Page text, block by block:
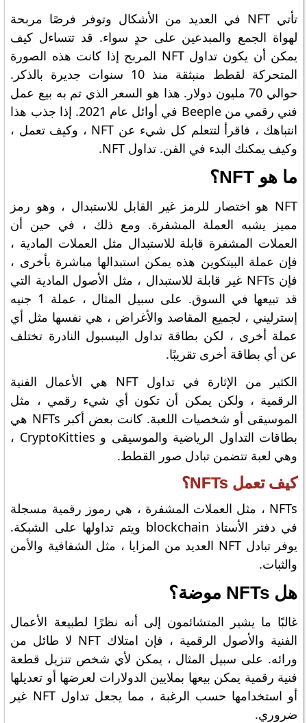
تأتي NFT في العديد من الأشكال وتوفر فرصًا مربحة
لهواة الجمع والمبدعين على حدٍ سواء. قد تتساءل كيف
يمكن أن يكون تداول NFT المربح إذا كانت هذه الصورة
المتحركة لقطط منبثقة منذ 10 سنوات جديرة بالذكر.
حوالي 70 مليون دولار. هذا هو السعر الذي تم به بيع عمل
فني رقمي من Beeple في أوائل عام 2021. إذا جذب هذا
انتباهك ، فاقرأ لتتعلم كل شيء عن NFT ، وكيف تعمل ،
وكيف يمكنك البدء في الفن. تداول NFT.
ما هو NFT؟
NFT هو اختصار للرمز غير القابل للاستبدال ، وهو رمز
مميز يشبه العملة المشفرة. ومع ذلك ، في حين أن
العملات المشفرة قابلة للاستبدال مثل العملات المادية ،
فإن عملة البيتكوين هذه يمكن استبدالها مباشرة بأخرى ،
فإن NFTs غير قابلة للاستبدال ، مثل الأصول المادية التي
قد تبيعها في السوق. على سبيل المثال ، عملة 1 جنيه
إسترليني ، لجميع المقاصد والأغراض ، هي نفسها مثل أي
عملة أخرى ، لكن بطاقة تداول البيسبول النادرة تختلف
عن أي بطاقة أخرى تقريبًا.
الكثير من الإثارة في تداول NFT هي الأعمال الفنية
الرقمية ، ولكن يمكن أن تكون أي شيء رقمي ، مثل
الموسيقى أو شخصيات اللعبة. كانت بعض أكبر NFTs هي
بطاقات التداول الرياضية والموسيقى و CryptoKitties ،
وهي لعبة تتضمن تبادل صور القطط.
كيف تعمل NFTs؟
NFTs ، مثل العملات المشفرة ، هي رموز رقمية مسجلة
في دفتر الأستاذ blockchain ويتم تداولها على الشبكة.
يوفر تبادل NFT العديد من المزايا ، مثل الشفافية والأمن
والثبات.
هل NFTs موضة؟
غالبًا ما يشير المتشائمون إلى أنه نظرًا لطبيعة الأعمال
الفنية والأصول الرقمية ، فإن امتلاك NFT لا طائل من
ورائه. على سبيل المثال ، يمكن لأي شخص تنزيل قطعة
فنية رقمية يمكن بيعها بملايين الدولارات لعرضها أو تعديلها
أو استخدامها حسب الرغبة ، مما يجعل تداول NFT غير
ضروري.